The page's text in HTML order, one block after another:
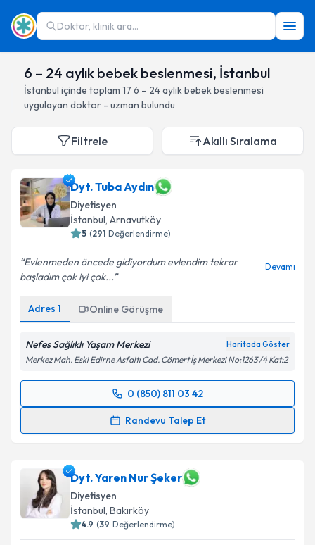
Doktor, klinik ara...
6 – 24 aylık bebek beslenmesi, İstanbul
İstanbul içinde toplam 17 6 – 24 aylık bebek beslenmesi
uygulayan doktor - uzman bulundu
Filtrele Akıllı Sıralama
Dyt. Tuba Aydın
Diyetisyen
İstanbul, Arnavutköy
5 (291 Değerlendirme)
Evlenmeden öncede gidiyordum evlendim tekrar
başladım çok iyi çok...
Devamı
Adres 1 Online Görüşme
Nefes Sağlıklı Yaşam Merkezi Haritada Göster
Merkez Mah. Eski Edirne Asfaltı Cad. Cömert İş Merkezi No:1263 /4 Kat:2
0 (850) 811 03 42
Randevu Talep Et
Randevu Takvimi Talebi
hazırlandığında e-posta ile bilgilendireceğiz.
E-posta Adresiniz
Dyt. Yaren Nur Şeker
Diyetisyen
İstanbul, Bakırköy
4.9 (39 Değerlendirme)